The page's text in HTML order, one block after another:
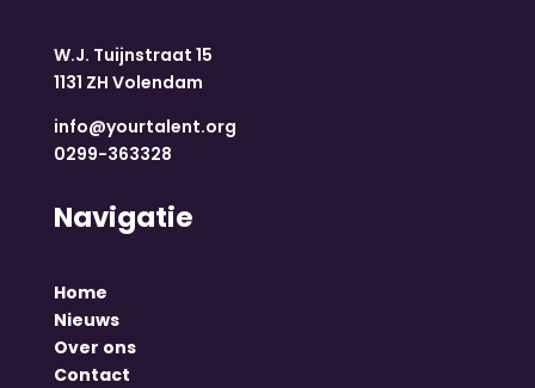
W.J. Tuijnstraat 15
1131 ZH Volendam
info@yourtalent.org
0299-363328
Navigatie
Home
Nieuws
Over ons
Contact